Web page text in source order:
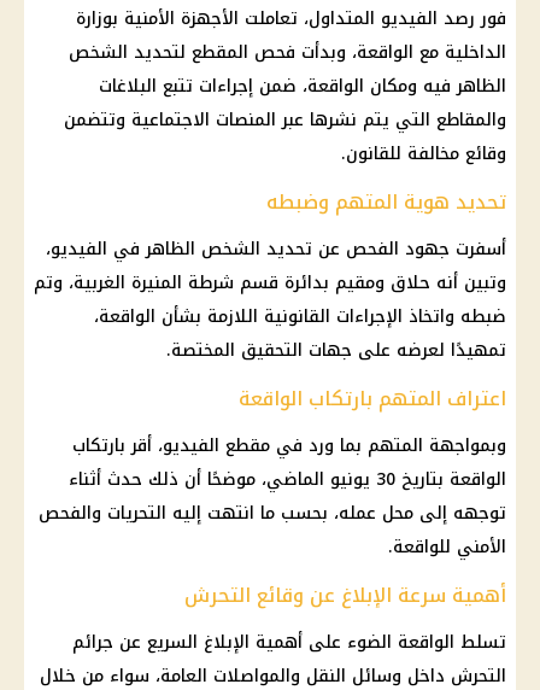
فور رصد الفيديو المتداول، تعاملت الأجهزة الأمنية بوزارة
الداخلية مع الواقعة، وبدأت فحص المقطع لتحديد الشخص
الظاهر فيه ومكان الواقعة، ضمن إجراءات تتبع البلاغات
والمقاطع التي يتم نشرها عبر المنصات الاجتماعية وتتضمن
وقائع مخالفة للقانون.
تحديد هوية المتهم وضبطه
أسفرت جهود الفحص عن تحديد الشخص الظاهر في الفيديو،
وتبين أنه حلاق ومقيم بدائرة قسم شرطة المنيرة الغربية، وتم
ضبطه واتخاذ الإجراءات القانونية اللازمة بشأن الواقعة،
تمهيدًا لعرضه على جهات التحقيق المختصة.
اعتراف المتهم بارتكاب الواقعة
وبمواجهة المتهم بما ورد في مقطع الفيديو، أقر بارتكاب
الواقعة بتاريخ 30 يونيو الماضي، موضحًا أن ذلك حدث أثناء
توجهه إلى محل عمله، بحسب ما انتهت إليه التحريات والفحص
الأمني للواقعة.
أهمية سرعة الإبلاغ عن وقائع التحرش
تسلط الواقعة الضوء على أهمية الإبلاغ السريع عن جرائم
التحرش داخل وسائل النقل والمواصلات العامة، سواء من خلال